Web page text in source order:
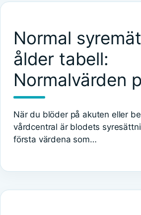
Normal
ålder tabell:
Normalvärden
När du blöder på akuten eller
vårdcentral är blodets
första värdena som…